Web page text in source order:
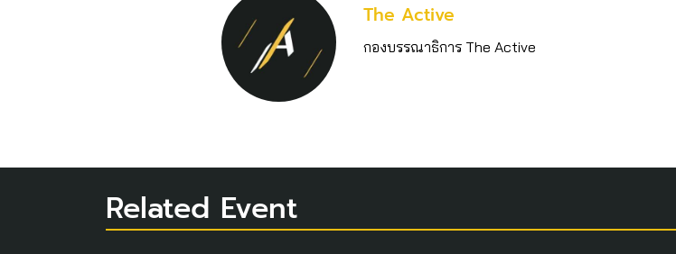
The Active
กองบรรณาธิการ The Active
Related Event